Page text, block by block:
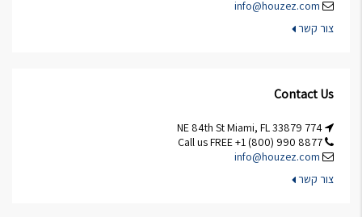
info@houzez.com
צור קשר
Contact Us
info@houzez.com
צור קשר